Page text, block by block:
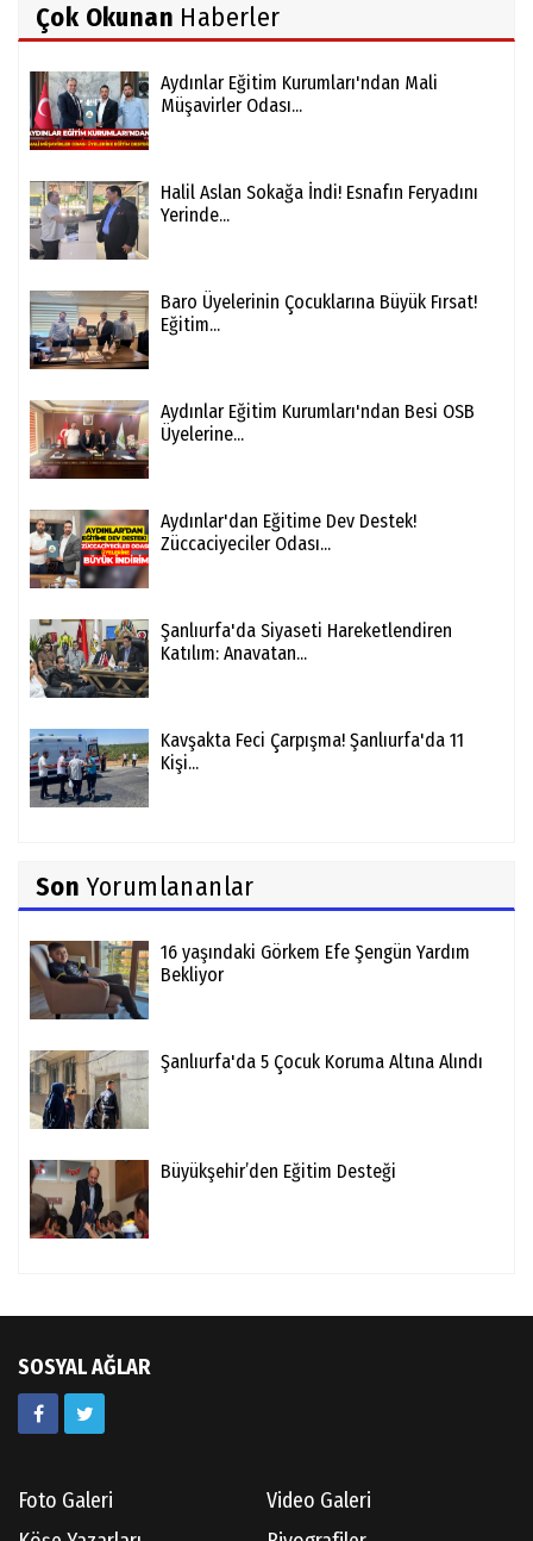
Çok Okunan Haberler
Aydınlar Eğitim Kurumları'ndan Mali
Müşavirler Odası...
Halil Aslan Sokağa İndi! Esnafın Feryadını
Yerinde...
Baro Üyelerinin Çocuklarına Büyük Fırsat!
Eğitim...
Aydınlar Eğitim Kurumları'ndan Besi OSB
Üyelerine...
Aydınlar'dan Eğitime Dev Destek!
Züccaciyeciler Odası...
Şanlıurfa'da Siyaseti Hareketlendiren
Katılım: Anavatan...
Kavşakta Feci Çarpışma! Şanlıurfa'da 11
Kişi...
Son Yorumlananlar
16 yaşındaki Görkem Efe Şengün Yardım
Bekliyor
Şanlıurfa'da 5 Çocuk Koruma Altına Alındı
Büyükşehir’den Eğitim Desteği
SOSYAL AĞLAR
Foto Galeri
Video Galeri